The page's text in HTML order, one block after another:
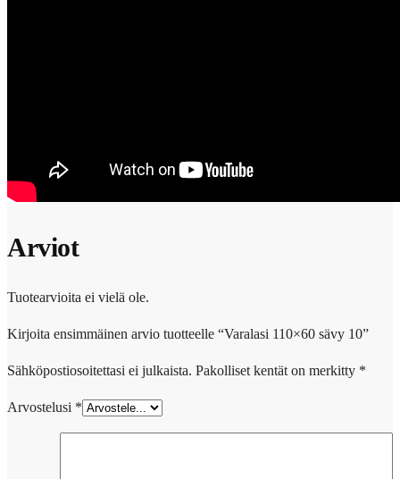
Arviot
Tuotearvioita ei vielä ole.
Kirjoita ensimmäinen arvio tuotteelle “Varalasi 110×60 sävy 10”
Sähköpostiosoitettasi ei julkaista. Pakolliset kentät on merkitty *
Arvostelusi *